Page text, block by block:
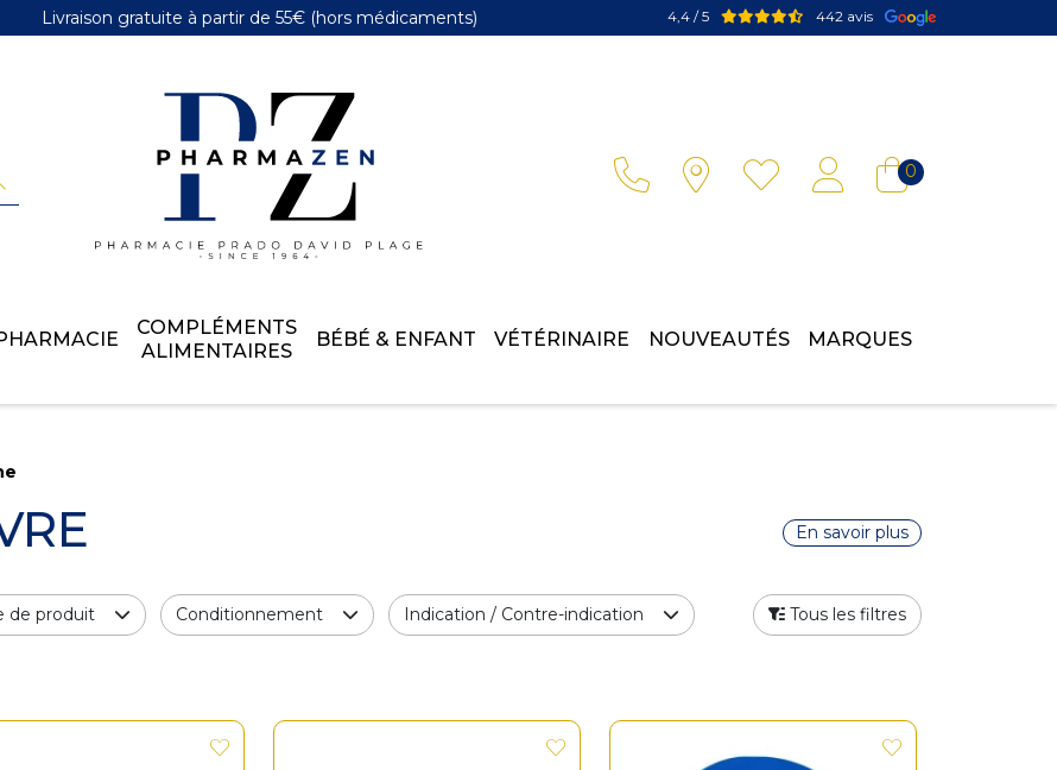
Livraison gratuite à partir de 55€(hors médicaments) 4,4 / 5 442 avis
0
COMPLÉMENTS
ALIMENTAIRES
BÉBÉ & ENFANT VÉTÉRINAIRE NOUVEAUTÉS MARQUES
En savoir plus
de produit Conditionnement Indication / Contre-indication Tous les filtres